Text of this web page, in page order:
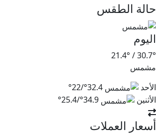
الطقس
/
21.4°
32.4°/22°
34.9°/25.4°
العملات